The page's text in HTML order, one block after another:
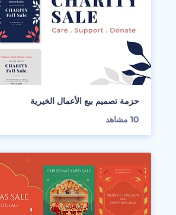
حزمة تصميم بيع الأعمال الخيرية
10 مشاهد